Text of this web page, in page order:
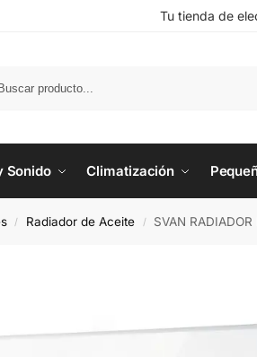
Tu tienda de
Sonido Climatización
/ Radiador de Aceite / SVAN